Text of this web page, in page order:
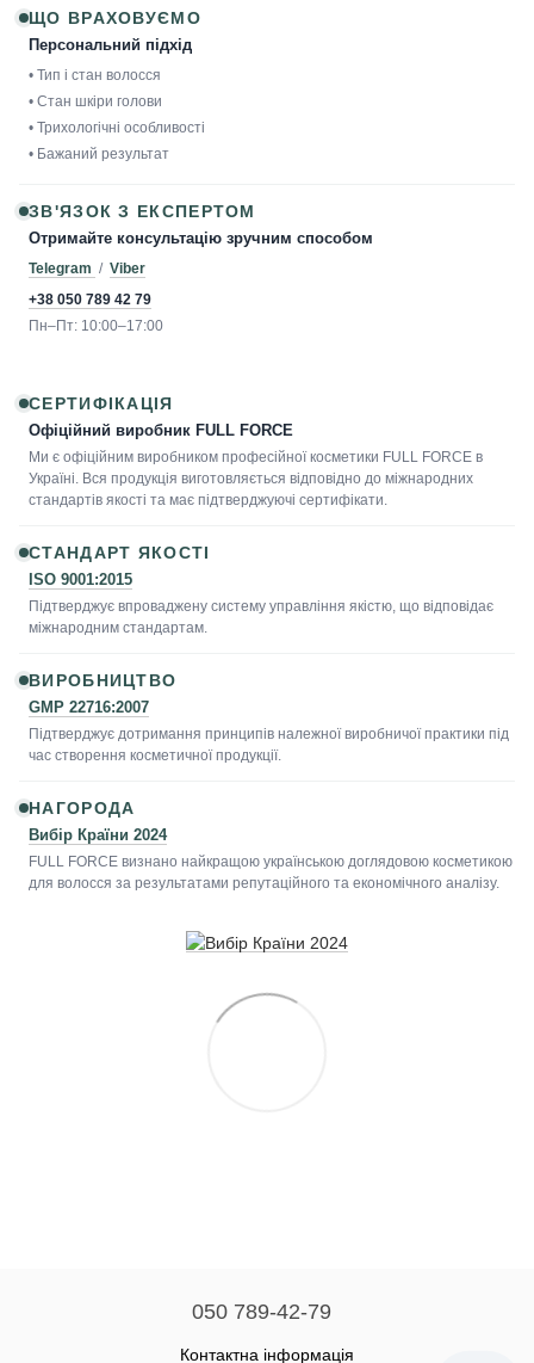
ЩО ВРАХОВУЄМО
Персональний підхід
• Тип і стан волосся
• Стан шкіри голови
• Трихологічні особливості
• Бажаний результат
ЗВ'ЯЗОК З ЕКСПЕРТОМ
Отримайте консультацію зручним способом
Telegram / Viber
+38 050 789 42 79
Пн–Пт: 10:00–17:00
СЕРТИФІКАЦІЯ
Офіційний виробник FULL FORCE
Ми є офіційним виробником професійної косметики FULL FORCE в
Україні. Вся продукція виготовляється відповідно до міжнародних
стандартів якості та має підтверджуючі сертифікати.
СТАНДАРТ ЯКОСТІ
ISO 9001:2015
Підтверджує впроваджену систему управління якістю, що відповідає
міжнародним стандартам.
ВИРОБНИЦТВО
GMP 22716:2007
Підтверджує дотримання принципів належної виробничої практики під
час створення косметичної продукції.
НАГОРОДА
Вибір Країни 2024
FULL FORCE визнано найкращою українською доглядовою косметикою
для волосся за результатами репутаційного та економічного аналізу.
050 789-42-79
Контактна інформація